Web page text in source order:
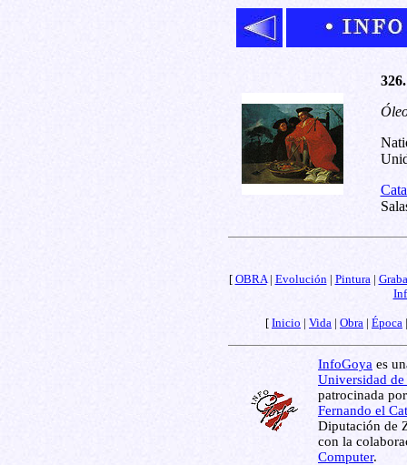
[ OBRA| Evolución| Pintura|
[ Inicio | Vida | Obra | Época
InfoGoya es
Universidad de
patrocinada
Fernando el
Diputación de
con la
Computer.